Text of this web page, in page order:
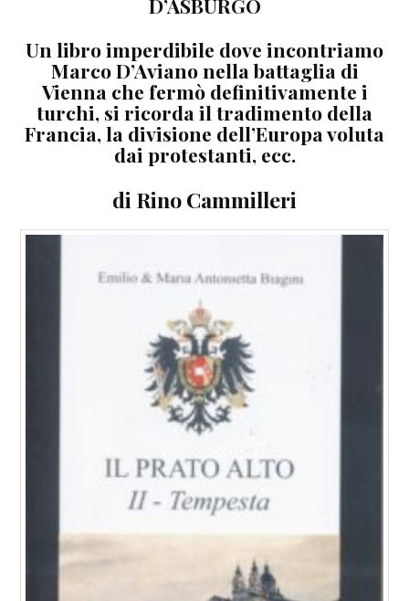
D’ASBURGO
Un libro imperdibile dove incontriamo
Marco D’Aviano nella battaglia di
Vienna che fermò definitivamente i
turchi, si ricorda il tradimento della
Francia, la divisione dell’Europa voluta
dai protestanti, ecc.
di Rino Cammilleri